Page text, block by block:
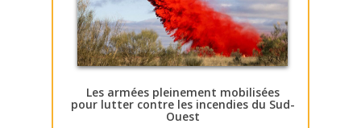
Les armées pleinement mobilisées
pour lutter contre les incendies du Sud-
Ouest